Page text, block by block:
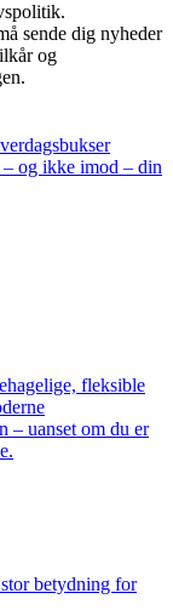
sende dig nyheder
og
og ikke imod – din
fleksible
– uanset om du er
betydning for